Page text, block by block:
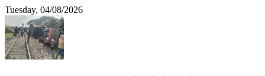
Tuesday, 04/08/2026